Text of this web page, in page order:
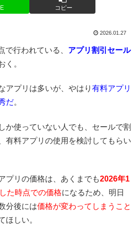
コピー
2026.01.27
で行われている、 アプリ割引セール
く。
アプリは多いが、やはり 有料アプリ
だ。
か使っていない人でも、セールで割
有料アプリの使用を検討してもらい
プリの価格は、あくまでも2026年1
た時点での価格になるため、明日
分後には価格が変わってしまうこと
ほしい。